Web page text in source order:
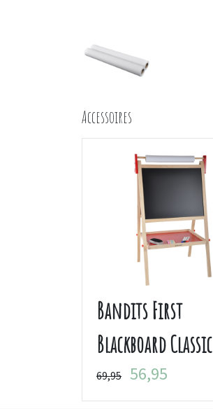
Accessoires
Bandits First
Blackboard Classic
69,95 56,95